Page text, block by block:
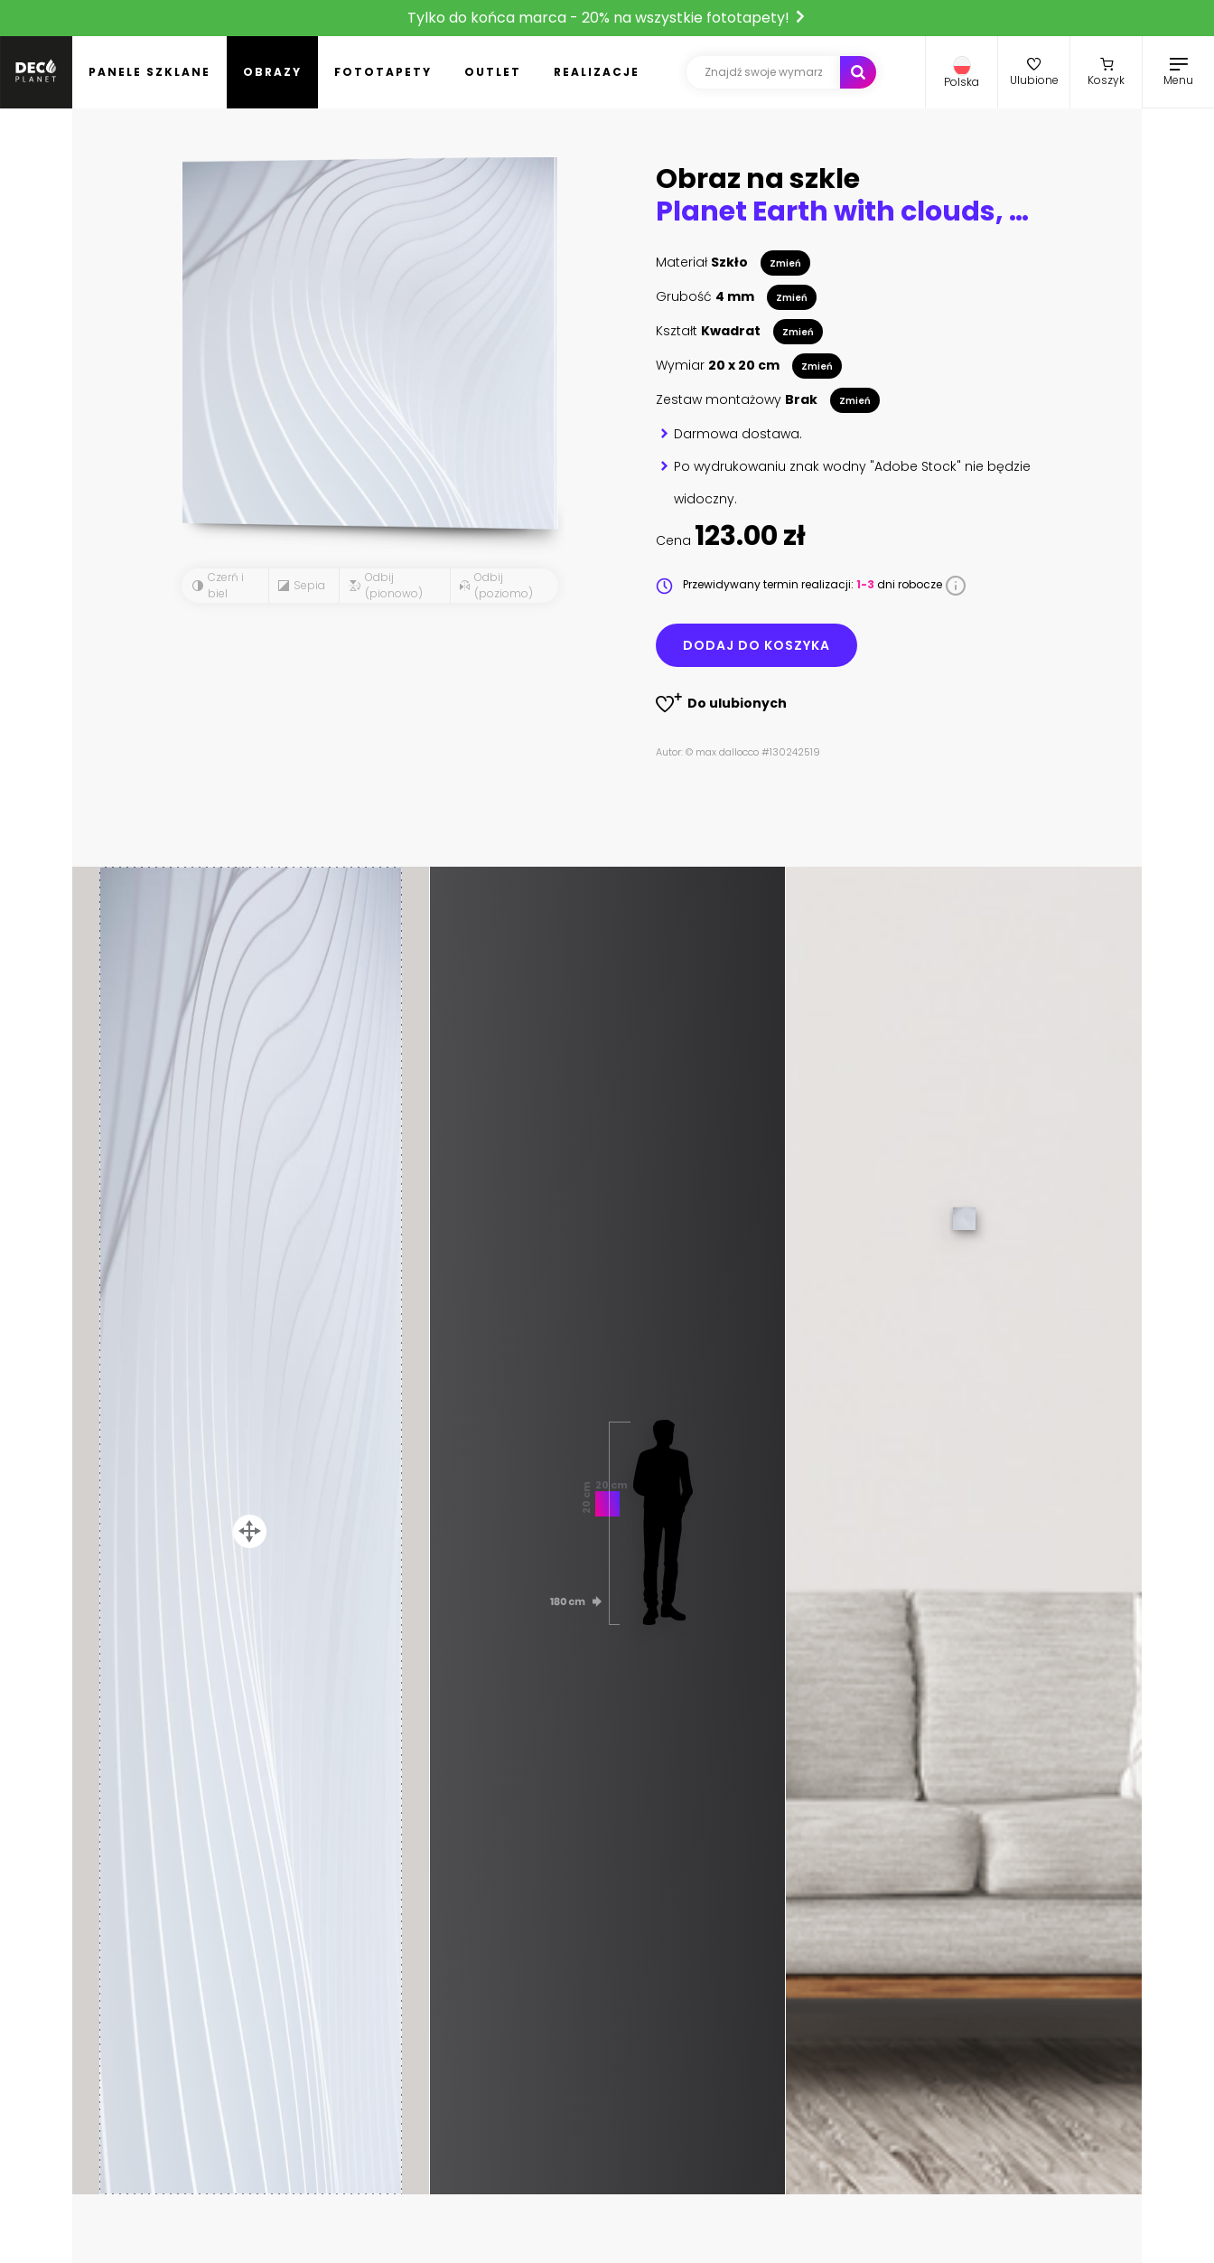
Tylko do końca marca - 20% na wszystkie fototapety!
PANELE SZKLANE OBRAZY FOTOTAPETY OUTLET REALIZACJE
Polska Ulubione Koszyk Menu
Czerń i
biel
Sepia
Odbij
(pionowo)
Odbij
(poziomo)
Obraz na szkle
Planet Earth with clouds, Europe and part of Asia and Africa - Pianeta Terra con nuvole, Europa e parte di Asia e Africa
Materiał Szkło Zmień
Grubość 4 mm Zmień
Kształt Kwadrat Zmień
Wymiar 20 x 20 cm Zmień
Zestaw montażowy Brak Zmień
Darmowa dostawa.
Po wydrukowaniu znak wodny "Adobe Stock" nie będzie
widoczny.
Cena 123.00 zł
Przewidywany termin realizacji: 1-3 dni robocze
DODAJ DO KOSZYKA
Do ulubionych
Autor: © max dallocco #130242519
20 cm
20 cm